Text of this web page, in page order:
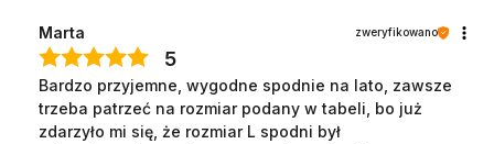
Marta zweryfikowano
5
Bardzo przyjemne, wygodne spodnie na lato, zawsze
trzeba patrzeć na rozmiar podany w tabeli, bo już
zdarzyło mi się, że rozmiar L spodni był